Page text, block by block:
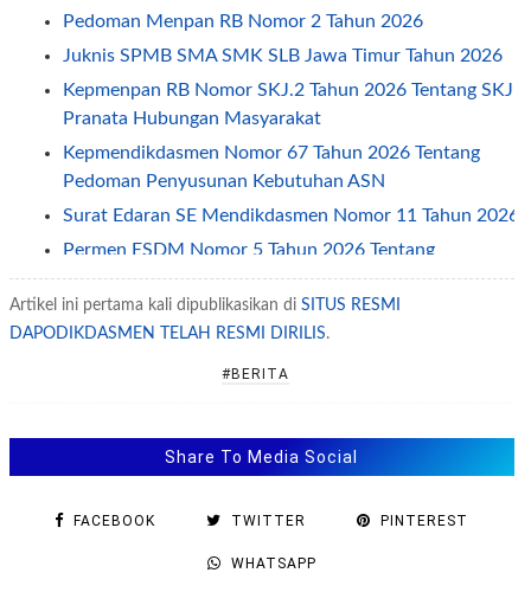
Pedoman Menpan RB Nomor 2 Tahun 2026
Juknis SPMB SMA SMK SLB Jawa Timur Tahun 2026
Kepmenpan RB Nomor SKJ.2 Tahun 2026 Tentang SKJ
Pranata Hubungan Masyarakat
Kepmendikdasmen Nomor 67 Tahun 2026 Tentang
Pedoman Penyusunan Kebutuhan ASN
Surat Edaran SE Mendikdasmen Nomor 11 Tahun 2026
Permen ESDM Nomor 5 Tahun 2026 Tentang
Pemberian Tunjangan Kinerja Pegawai
Jadwal Penerapan One Way dan Ganjil Genap Pada
Libur Idul Fitri 2026
Permendagri Nomor 2 Tahun 2026 Tentang
SE Sesjen Kemendikdasmen No 2/2026 tentang Jam
Kerja ASN Selama Ramadhan 2026
Penanggulangan Tuberkulosis
Permendikdasmen Nomor 8 Tahun 2026
Artikel ini pertama kali dipublikasikan di SITUS RESMI
DAPODIKDASMEN TELAH RESMI DIRILIS.
#BERITA
Share To Media Social
FACEBOOK TWITTER PINTEREST
WHATSAPP